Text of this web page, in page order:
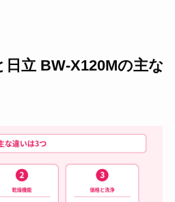
日立 BW-X120Mの主な